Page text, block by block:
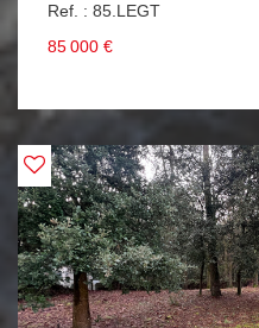
Ref. : 85.LEGT
85 000 €